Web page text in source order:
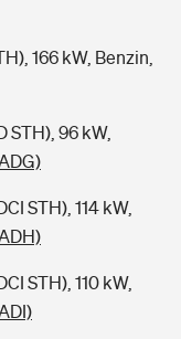
166 kW, Benzin,
STH), 96 kW,
STH), 114 kW,
STH), 110 kW,